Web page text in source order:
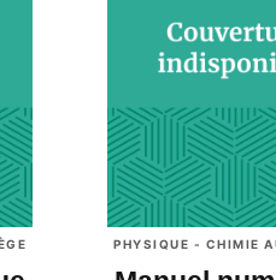
PHYSIQUE - CHIMIE